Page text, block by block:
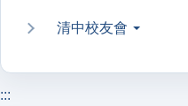
清中校友會
:::